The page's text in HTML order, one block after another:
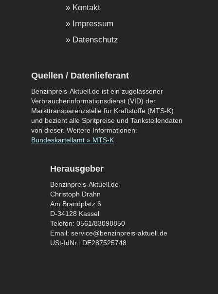
Kontakt
Impressum
Datenschutz
Quellen / Datenlieferant
Benzinpreis-Aktuell.de ist ein zugelassener
Verbraucherinformationsdienst (VID) der
Markttransparenzstelle für Kraftstoffe (MTS-K)
und bezieht alle Spritpreise und Tankstellendaten
von dieser. Weitere Informationen:
Bundeskartellamt » MTS-K
Herausgeber
Benzinpreis-Aktuell.de
Christoph Drahn
Am Brandplatz 6
D-34128 Kassel
Telefon: 0561/83098850
Email: service@benzinpreis-aktuell.de
USt-IdNr.: DE287525748